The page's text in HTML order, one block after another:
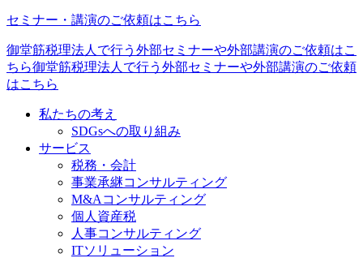
セミナー・講演のご依頼はこちら
御堂筋税理法人で行う外部セミナーや外部講演のご依頼はこ
ちら御堂筋税理法人で行う外部セミナーや外部講演のご依頼
はこちら
私たちの考え
SDGsへの取り組み
サービス
税務・会計
事業承継コンサルティング
M&Aコンサルティング
個人資産税
人事コンサルティング
ITソリューション